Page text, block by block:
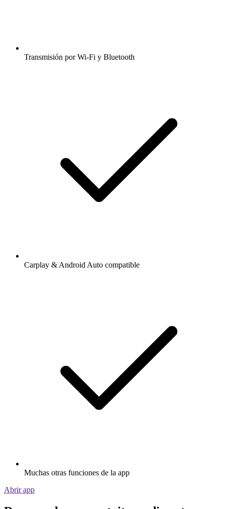
Transmisión por Wi-Fi y Bluetooth
Carplay & Android Auto compatible
Muchas otras funciones de la app
Abrir app